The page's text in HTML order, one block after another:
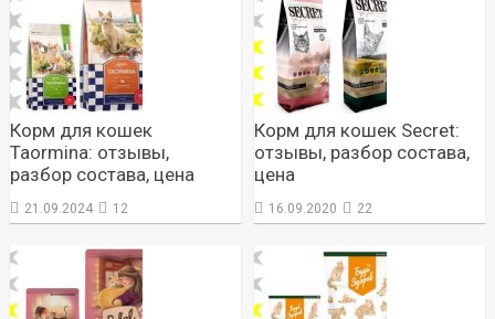
Корм для кошек
Taormina: отзывы,
разбор состава, цена
21.09.2024 12
Корм для кошек Secret:
отзывы, разбор состава,
цена
16.09.2020 22